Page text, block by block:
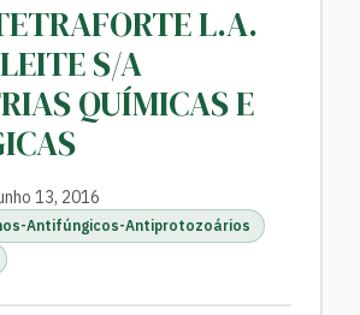
L.A.
S/A
QUÍMICAS E
13, 2016
Antifúngicos-Antiprotozoários